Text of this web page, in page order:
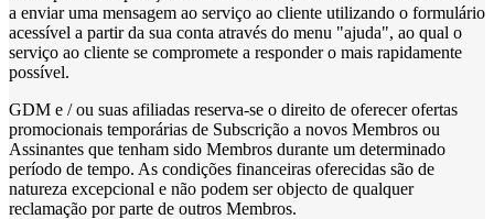
a enviar uma mensagem ao serviço ao cliente utilizando o formulário
acessível a partir da sua conta através do menu "ajuda", ao qual o
serviço ao cliente se compromete a responder o mais rapidamente
possível.
GDM e / ou suas afiliadas reserva-se o direito de oferecer ofertas
promocionais temporárias de Subscrição a novos Membros ou
Assinantes que tenham sido Membros durante um determinado
período de tempo. As condições financeiras oferecidas são de
natureza excepcional e não podem ser objecto de qualquer
reclamação por parte de outros Membros.